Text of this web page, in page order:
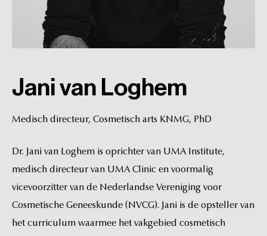
Jani van Loghem
Medisch directeur, Cosmetisch arts KNMG, PhD
Dr. Jani van Loghem is oprichter van UMA
Institute,
medisch directeur van UMA Clinic en voormalig
vicevoorzitter van de Nederlandse Vereniging voor
Cosmetische Geneeskunde (NVCG). Jani is de opsteller van
het curriculum waarmee het vakgebied cosmetisch